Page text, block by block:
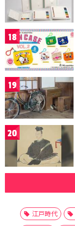
18
19
20
江戸時代